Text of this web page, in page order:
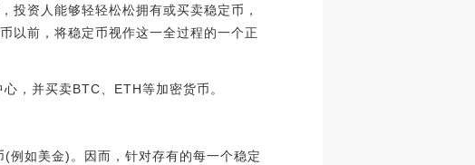
投资人能够轻轻松松拥有或买卖稳定币，
以前，将稳定币视作这一全过程的一个正
，并买卖BTC、ETH等加密货币。
如美金)。因而，针对存有的每一个稳定